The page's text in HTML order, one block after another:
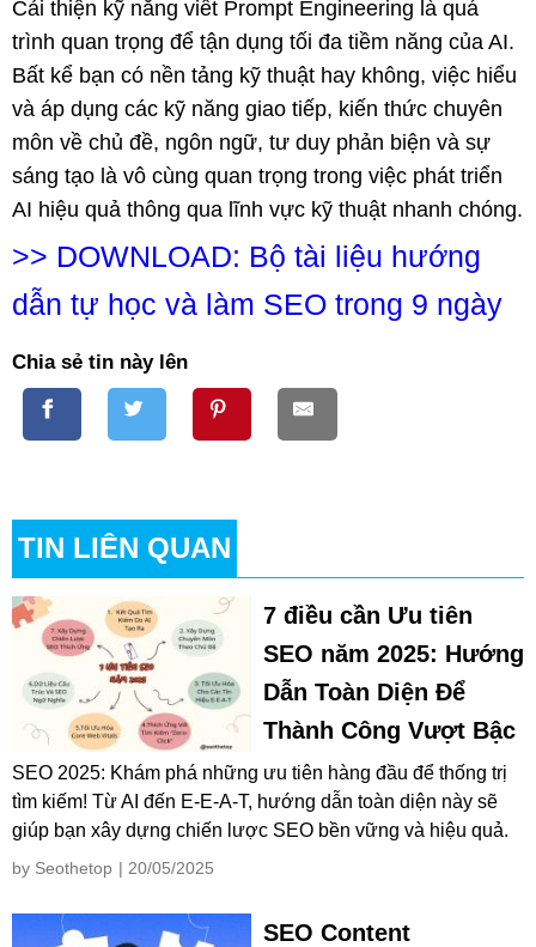
Cải thiện kỹ năng viết Prompt Engineering là quá
trình quan trọng để tận dụng tối đa tiềm năng của AI.
Bất kể bạn có nền tảng kỹ thuật hay không, việc hiểu
và áp dụng các kỹ năng giao tiếp, kiến thức chuyên
môn về chủ đề, ngôn ngữ, tư duy phản biện và sự
sáng tạo là vô cùng quan trọng trong việc phát triển
AI hiệu quả thông qua lĩnh vực kỹ thuật nhanh chóng.
>> DOWNLOAD: Bộ tài liệu hướng
dẫn tự học và làm SEO trong 9 ngày
Chia sẻ tin này lên
TIN LIÊN QUAN
7 điều cần Ưu tiên
SEO năm 2025: Hướng
Dẫn Toàn Diện Để
Thành Công Vượt Bậc
SEO 2025: Khám phá những ưu tiên hàng đầu để thống trị
tìm kiếm! Từ AI đến E-E-A-T, hướng dẫn toàn diện này sẽ
giúp bạn xây dựng chiến lược SEO bền vững và hiệu quả.
by Seothetop | 20/05/2025
SEO Content